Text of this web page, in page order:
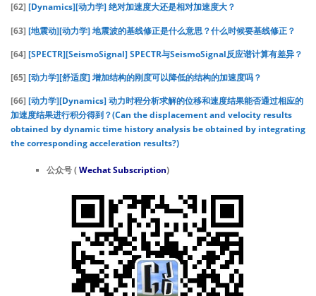
[62] [Dynamics][动力学] 绝对加速度大还是相对加速度大？
[63] [地震动][动力学] 地震波的基线修正是什么意思？什么时候要基线修正？
[64] [SPECTR][SeismoSignal] SPECTR与SeismoSignal反应谱计算有差异？
[65] [动力学][舒适度] 增加结构的刚度可以降低的结构的加速度吗？
[66] [动力学][Dynamics] 动力时程分析求解的位移和速度结果能否通过相应的
加速度结果进行积分得到？(Can the displacement and velocity results
obtained by dynamic time history analysis be obtained by integrating
the corresponding acceleration results?)
公众号 (Wechat Subscription)